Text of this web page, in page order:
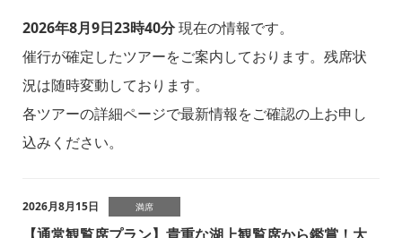
2026年8月9日23時40分現在の情報です。
催行が確定したツアーをご案内しております。残席状
況は随時変動しております。
各ツアーの詳細ページで最新情報をご確認の上お申し
込みください。
2026月8月15日 満席